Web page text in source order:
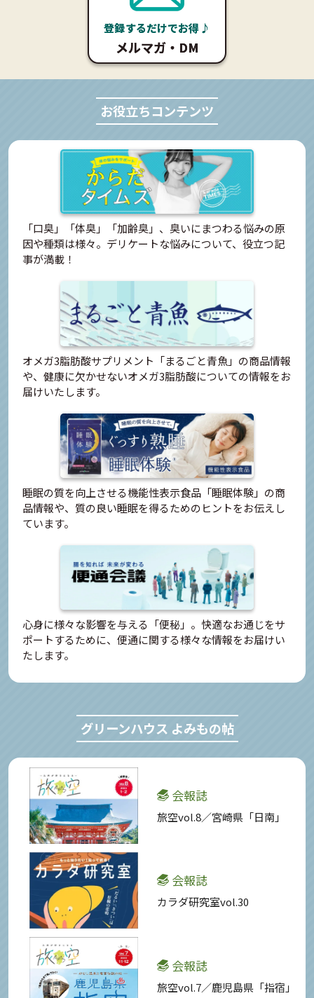
登録するだけでお得♪
メルマガ・DM
お役立ちコンテンツ
「口臭」「体臭」「加齢臭」、臭いにまつわる悩みの原
因や種類は様々。デリケートな悩みについて、役立つ記
事が満載！
オメガ3脂肪酸サプリメント「まるごと青魚」の商品情報
や、健康に欠かせないオメガ3脂肪酸についての情報をお
届けいたします。
睡眠の質を向上させる機能性表示食品「睡眠体験」の商
品情報や、質の良い睡眠を得るためのヒントをお伝えし
ています。
心身に様々な影響を与える「便秘」。快適なお通じをサ
ポートするために、便通に関する様々な情報をお届けい
たします。
グリーンハウス よみもの帖
会報誌
旅空vol.8／宮崎県「日南」
会報誌
カラダ研究室vol.30
会報誌
旅空vol.7／鹿児島県「指宿」